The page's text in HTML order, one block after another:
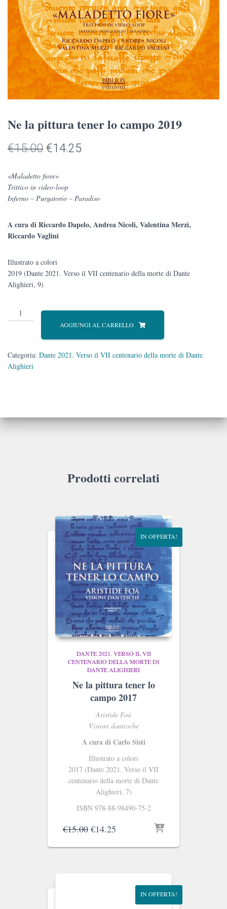
Ne la pittura tener lo campo 2019
€15.00 Il
originale
era:
€15.00.
€14.25
è:
€14.25.
«Maladetto fiore»
Trittico in video-loop
Inferno – Purgatorio – Paradiso
A cura di Riccardo Dapelo, Andrea Nicoli, Valentina Merzi,
Riccardo Vaglini
Illustrato a colori
2019 (Dante 2021. Verso il VII centenario della morte di Dante
Alighieri, 9)
la
lo
campo
AGGIUNGI AL CARRELLO
Categoria: Dante 2021. Verso il VII centenario della morte di Dante
Alighieri
Prodotti correlati
IN OFFERTA!
DANTE 2021. VERSO IL VII
CENTENARIO DELLA MORTE DI
DANTE ALIGHIERI
Ne la pittura tener lo
campo 2017
Aristide Foà
Visioni dantesche
A cura di Carlo Sisti
Illustrato a colori
2017 (Dante 2021. Verso il VII
centenario della morte di Dante
Alighieri, 7)
ISBN 978-88-98490-75-2
€15.00 Il
originale
€14.25
attuale
IN OFFERTA!